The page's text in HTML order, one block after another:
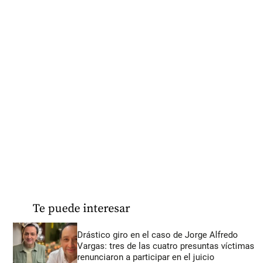
Te puede interesar
Drástico giro en el caso de Jorge Alfredo
Vargas: tres de las cuatro presuntas víctimas
renunciaron a participar en el juicio